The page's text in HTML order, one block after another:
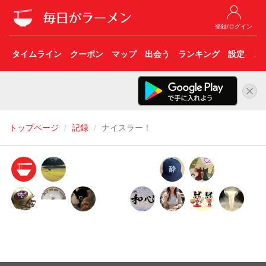
登録/ログイン
タイムライン クーポン マップ 出会う ランキング 設定 こ
トップページ 記録 ナイスラー！